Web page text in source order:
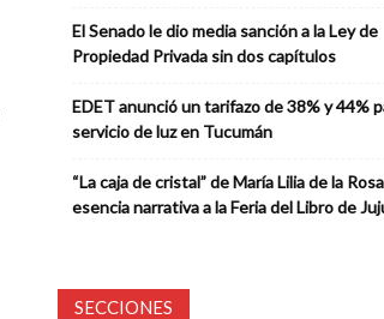
El Senado le dio media sanción a la Ley de
Propiedad Privada sin dos capítulos
EDET anunció un tarifazo de 38% y 44%
servicio de luz en Tucumán
“La caja de cristal” de María Lilia de la
esencia narrativa a la Feria del Libro de
SECCIONES